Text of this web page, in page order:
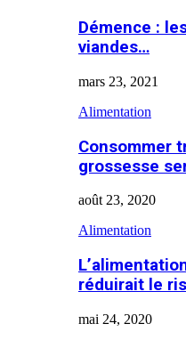
Démence :
viandes…
mars 23, 2021
Alimentation
Consommer
grossesse
août 23, 2020
Alimentation
réduirait le
mai 24, 2020